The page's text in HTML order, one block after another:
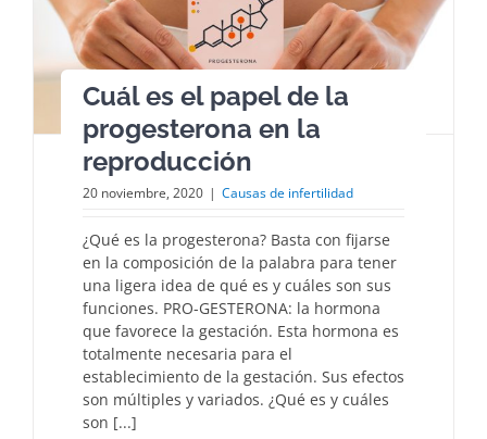
Cuál es el papel de la
progesterona en la
reproducción
20 noviembre, 2020 | Causas de infertilidad
¿Qué es la progesterona? Basta con fijarse
en la composición de la palabra para tener
una ligera idea de qué es y cuáles son sus
funciones. PRO-GESTERONA: la hormona
que favorece la gestación. Esta hormona es
totalmente necesaria para el
establecimiento de la gestación. Sus efectos
son múltiples y variados. ¿Qué es y cuáles
son [...]